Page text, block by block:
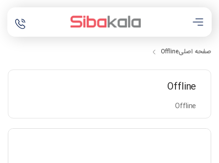
صفحه اصلیOffline
Offline
Offline